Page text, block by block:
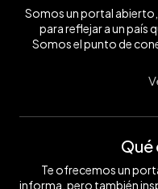
Somos un portal
para reflejar a un país
Somos el punto de
Te ofrecemos un
informa, pero también